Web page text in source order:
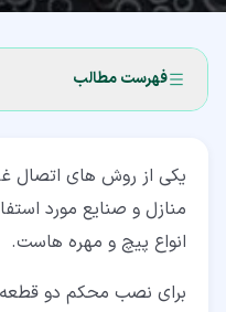
فهرست مطالب
۲‏- انواع پیچ و مهره
۲‏-‏۱‏- پیچ و مهره شش گوش (Hex)
یکی از روش های اتصال
منازل و صنایع مورد
انواع پیچ و مهره هاست.
برای نصب محکم دو قطعه